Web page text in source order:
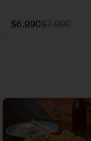
$6.990$7.990